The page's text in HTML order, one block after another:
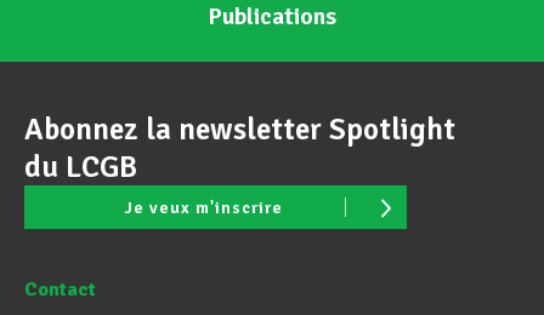
Publications
Abonnez la newsletter Spotlight
du LCGB
Je veux m'inscrire
Contact